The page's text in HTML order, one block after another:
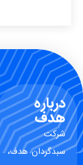
درباره
هدف
شرکت
سبدگردان هدف،